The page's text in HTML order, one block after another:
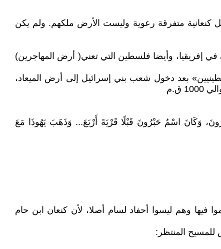
كنعانية متفرقة رعوية وليست الأرض ملكهم. ولم يكن
إفريقيا، وأيضا فلسطين التي تعني( أرض المهاجرين)
بعد دخول شعب بني إسرائيل إلى أرض الميعاد،
ق.م
وَكَانَ اسْمُ حَبْرُونَ قَبْلًا قَرْيَةَ أَرْبَعَ... وَذَهَبَ يَهُوذَا مَعَ
فيها وهم ليسوا أحفاد لسام أصلا، لأن كنعان ابن حام
للمسيح المنتظر: